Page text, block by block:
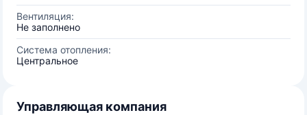
Вентиляция:
Не заполнено
Система отопления:
Центральное
Управляющая компания